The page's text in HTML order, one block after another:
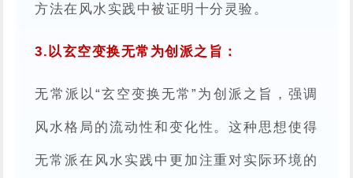
方法在风水实践中被证明十分灵验。
3.以玄空变换无常为创派之旨：
无常派以“玄空变换无常”为创派之旨，强调
风水格局的流动性和变化性。这种思想使得
无常派在风水实践中更加注重对实际环境的